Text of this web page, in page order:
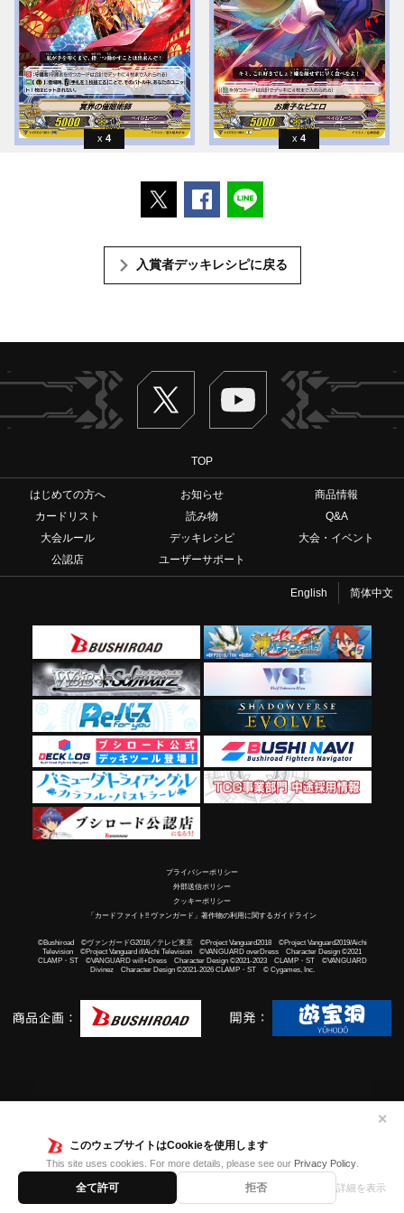
このウェブサイトはCookieを使用します
This site uses cookies. For more details, please see our Privacy Policy.
全て許可 拒否 詳細を表示
✕
4 4
ポストするFacebookでシェアする
入賞者デッキレシピに戻る
Twitter ヴァンガードch
TOP
はじめての方へ お知らせ
商品情報
カードリスト
読み物
Q&A
大会ルール
デッキレシピ
大会・イベント
公認店
ユーザーサポート
English 简体中文
プライバシーポリシー
外部送信ポリシー
クッキーポリシー
「カードファイト!! ヴァンガード」著作物の利用に関するガイドライン
©Bushiroad ©ヴァンガードG2016／テレビ東京 ©Project Vanguard2018 ©Project Vanguard2019/Aichi
Television ©Project Vanguard if/Aichi Television ©VANGUARD overDress Character Design ©2021
CLAMP・ST ©VANGUARD will+Dress Character Design ©2021-2023 CLAMP・ST ©VANGUARD
Divinez Character Design ©2021-2026 CLAMP・ST © Cygames, Inc.